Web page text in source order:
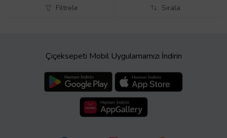
Filtrele Sırala
Çiçeksepeti Mobil Uygulamamızı İndirin